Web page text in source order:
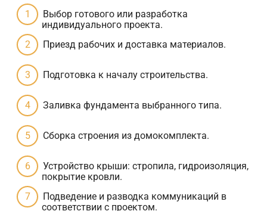
Выбор готового или разработка
индивидуального проекта.
Приезд рабочих и доставка материалов.
Подготовка к началу строительства.
Заливка фундамента выбранного типа.
Сборка строения из домокомплекта.
Устройство крыши: стропила, гидроизоляция,
покрытие кровли.
Подведение и разводка коммуникаций в
соответствии с проектом.